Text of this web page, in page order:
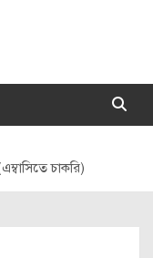
চাকরি)